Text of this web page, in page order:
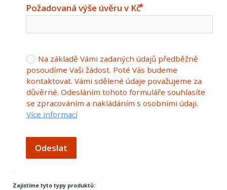
Požadovaná výše úvěru v Kč
Na základě Vámi zadaných údajů předběžně
posoudíme Vaši žádost. Poté Vás budeme
kontaktovat. Vámi sdělené údaje považujeme za
důvěrné. Odesláním tohoto formuláře souhlasíte
se zpracováním a nakládáním s osobními údaji.
Více informací
Odeslat
Zajistíme tyto typy produktů: